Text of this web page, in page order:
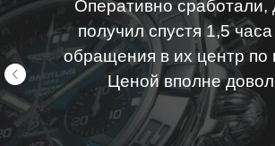
Оперативно сработали,
получил спустя 1,5
обращения в их центр по
Ценой вполне